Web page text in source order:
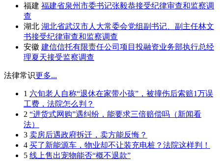
福建 福建省泉州市委书记张毅恭接受纪律审查和监察调
查
湖北 湖北省武汉市人大常委会党组副书记、副主任林文
书接受纪律审查和监察调查
安徽 建信信托有限责任公司项目投融资业务部执行总经
理夏天接受监察调查
法律常识更多...
1 六旬老人自称“退休在家带小孩”，被撞伤后索赔1万误
工费，法院怎么判？
2 “进货式网购”遇纠纷，能要求三倍赔偿吗（新闻看
法）
3 卖房后遇政府拆迁，卖方能反悔？
4 买了新能源车，物业却不让装充电桩？法院这样判！
5 线上售出宠物能否“概不退款”